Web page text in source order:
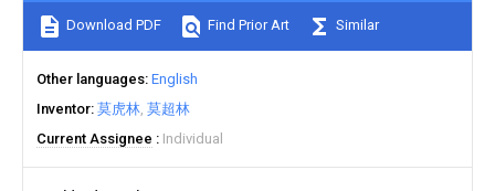
Download PDF Find Prior Art Similar
Other languages English
Inventor 莫虎林 莫超林
Current Assignee
Individual